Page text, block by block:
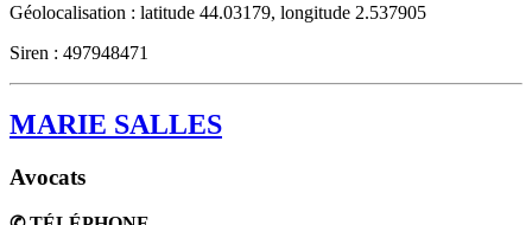
Géolocalisation : latitude 44.03179, longitude 2.537905
Siren : 497948471
MARIE SALLES
Avocats